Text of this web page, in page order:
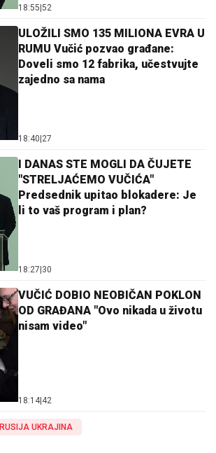
18:55 52
ULOŽILI SMO 135 MILIONA EVRA U
RUMU Vučić pozvao građane:
Doveli smo 12 fabrika, učestvujte
zajedno sa nama
18:40 27
I DANAS STE MOGLI DA ČUJETE
"STRELJAĆEMO VUČIĆA"
Predsednik upitao blokadere: Je
li to vaš program i plan?
18:27 30
VUČIĆ DOBIO NEOBIČAN POKLON
OD GRAĐANA "Ovo nikada u životu
nisam video"
18:14 42
RUSIJA UKRAJINA